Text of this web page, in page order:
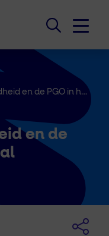
de PGO in het Vechtdal
en de